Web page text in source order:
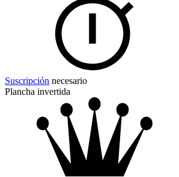
Suscripción necesario
Plancha invertida